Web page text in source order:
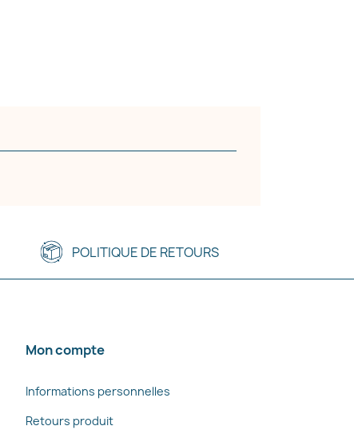
POLITIQUE DE RETOURS
Mon compte
Informations personnelles
Retours produit